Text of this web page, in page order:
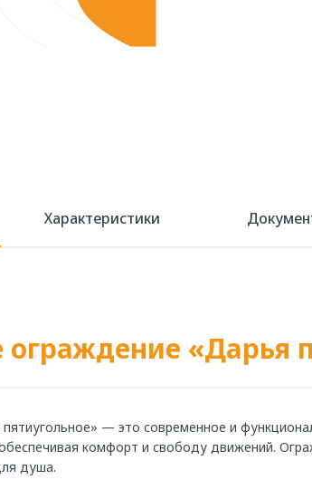
Характеристики
«Дарья
— это современное и
комфорт и свободу движений.
душа.